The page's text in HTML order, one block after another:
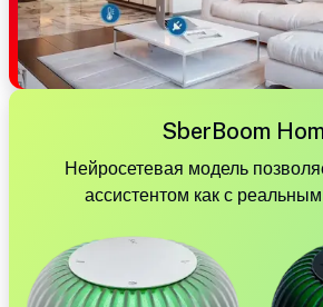
SberBoom
Нейросетевая модель
ассистентом как с